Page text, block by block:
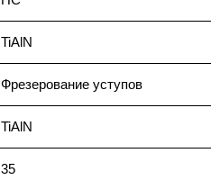
TiAlN
Фрезерование уступов
TiAlN
35